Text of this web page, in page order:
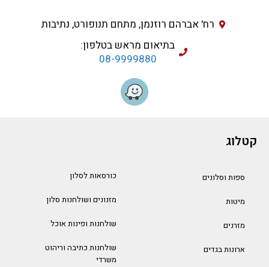
רח' אברהם רוזנמן, מתחם תנופורט, נתיבות
בתיאום מראש בטלפון:
08-9999880
קטלוג
ספות וסלונים
מיטות
מזרנים
ארונות בגדים
כורסאות לסלון
מזנונים ושולחנות סלון
שולחנות ופינות אוכל
שולחנות כתיבה וריהוט
משרדי